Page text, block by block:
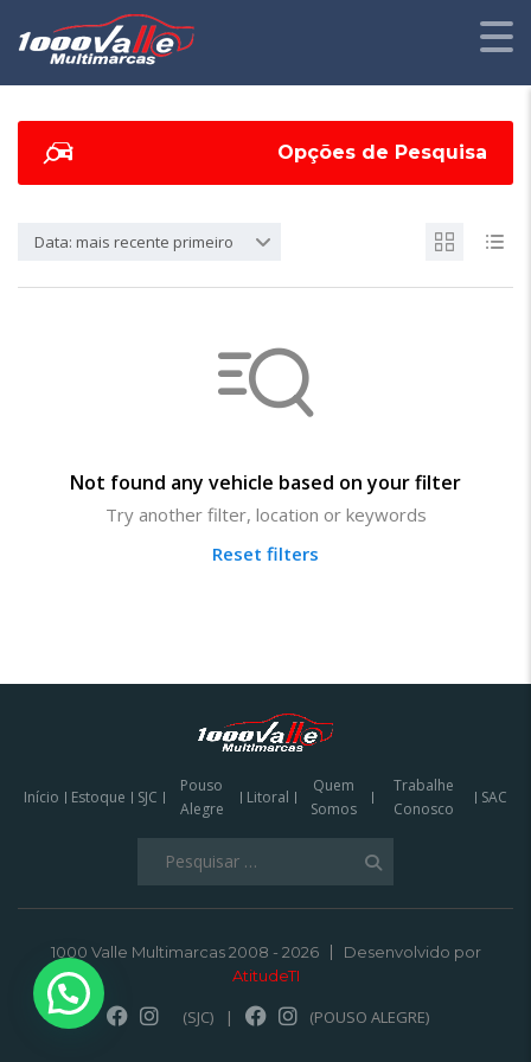
Opções de Pesquisa
Data: mais recente primeiro
Not found any vehicle based on your filter
Try another filter, location or keywords
Reset filters
Início Estoque SJC
Pouso
Alegre
Litoral
Quem
Somos
Trabalhe
Conosco
SAC
1000 Valle Multimarcas 2008 - 2026
Desenvolvido por
AtitudeTI
(SJC) | (POUSO ALEGRE)